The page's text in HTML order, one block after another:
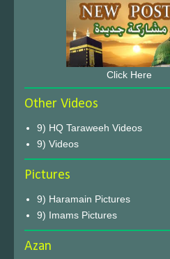
Click Here
Other Videos
9) HQ Taraweeh Videos
9) Videos
Pictures
9) Haramain Pictures
9) Imams Pictures
Azan